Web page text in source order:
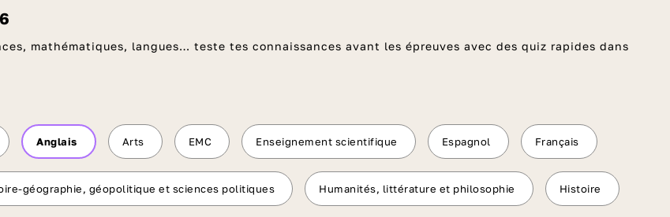
mathématiques, langues… teste tes connaissances avant les épreuves avec des quiz rapides dans
Anglais Arts EMC Enseignement scientifique Espagnol Français
géographie, géopolitique et sciences politiques Humanités, littérature et philosophie Histoire